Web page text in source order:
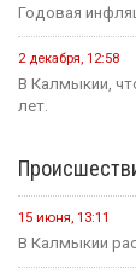
Годовая
2 декабря, 12:58
В Калмыкии,
лет.
15 июня, 13:11
В Калмыкии